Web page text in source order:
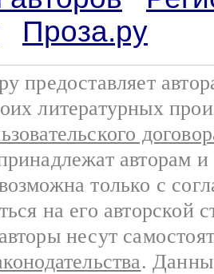
Проза.ру
предоставляет
литературных
авторам
только с
на его авторской
несут
.